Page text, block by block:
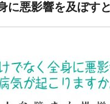
に悪影響を及ぼす